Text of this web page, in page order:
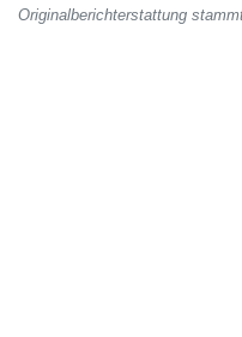
Originalberichterstattung